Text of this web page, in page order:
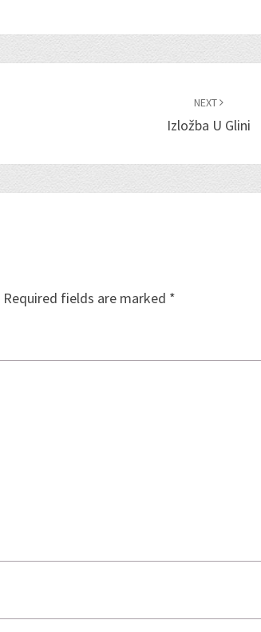
NEXT
Izložba U Glini
Required fields are marked *